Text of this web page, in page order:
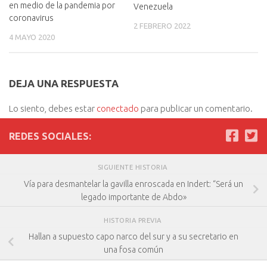
en medio de la pandemia por
coronavirus
4 MAYO 2020
Venezuela
2 FEBRERO 2022
DEJA UNA RESPUESTA
Lo siento, debes estar conectado para publicar un comentario.
REDES SOCIALES:
SIGUIENTE HISTORIA
Vía para desmantelar la gavilla enroscada en Indert: “Será un
legado importante de Abdo»
HISTORIA PREVIA
Hallan a supuesto capo narco del sur y a su secretario en
una fosa común